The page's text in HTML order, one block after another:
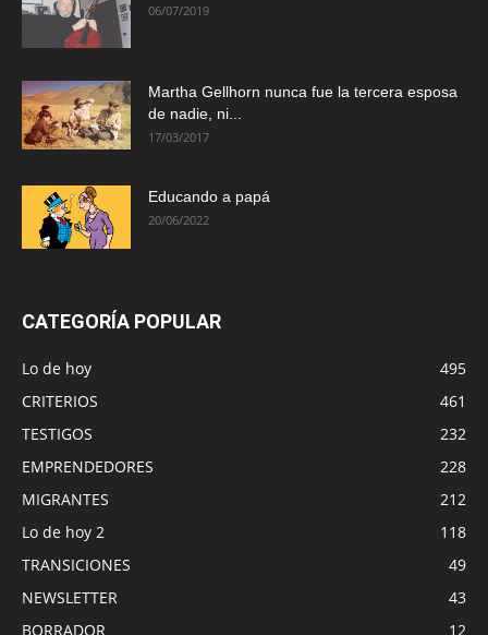
06/07/2019
Martha Gellhorn nunca fue la tercera esposa
de nadie, ni...
17/03/2017
Educando a papá
20/06/2022
CATEGORÍA POPULAR
Lo de hoy
495
CRITERIOS
461
TESTIGOS
232
EMPRENDEDORES
228
MIGRANTES
212
Lo de hoy 2
118
TRANSICIONES
49
NEWSLETTER
43
BORRADOR
12